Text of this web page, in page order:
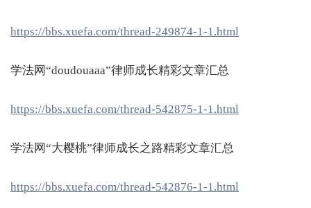
https://bbs.xuefa.com/thread-249874-1-1.html
学法网“doudouaaa”律师成长精彩文章汇总
https://bbs.xuefa.com/thread-542875-1-1.html
学法网“大樱桃”律师成长之路精彩文章汇总
https://bbs.xuefa.com/thread-542876-1-1.html